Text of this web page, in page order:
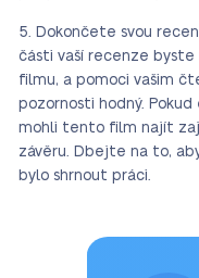
Dokončete svou
části vaší recenze
filmu, a pomoci vašim
pozornosti hodný.
mohli tento film najít
závěru. Dbejte na to,
bylo shrnout práci.